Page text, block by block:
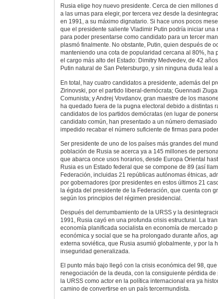
Rusia elige hoy nuevo presidente. Cerca de cien millones
a las urnas para elegir, por tercera vez desde la
en 1991, a su máximo dignatario. Si hace unos pocos
que el presidente saliente Vladimir Putin podría iniciar una
para poder presentarse como candidato para un tercer
plasmó finalmente. No obstante, Putin, quien después de
manteniendo una cota de popularidad cercana al 80%, ha
el cargo más alto del Estado: Dimitry Medvedev, de 42
Putin natural de San Petersburgo, y sin ninguna duda leal
En total, hay cuatro candidatos a presidente, además del
Zirinovski, por el partido liberal-demócrata; Guennadi
Comunista; y Andrej Vovdanov, gran maestre de los
ha quedado fuera de la pugna electoral debido a distintas
candidatos de los partidos demócratas (en lugar de
candidato común, han presentado a un número
impedido recabar el número suficiente de firmas para
Ser presidente de uno de los países más grandes del
población de Rusia se acerca ya a 145 millones de
que abarca once usos horarios, desde Europa Oriental
Rusia es un Estado federal que se compone de 89 (así
Federación, incluidas 21 repúblicas autónomas étnicas,
por gobernadores (por presidentes en estos últimos 21
la égida del presidente de la Federación, que cuenta con
según los principios del régimen presidencial.
Después del derrumbamiento de la URSS y la
1991, Rusia cayó en una profunda crisis estructural. La
economía planificada socialista en economía de mercado
económica y social que se ha prolongado durante años,
externa soviética, que Rusia asumió globalmente, y por la
inseguridad generalizada.
El punto más bajo llegó con la crisis económica del 98,
renegociación de la deuda, con la consiguiente pérdida
la URSS como actor en la política internacional era ya
camino de convertirse en un país tercermundista.